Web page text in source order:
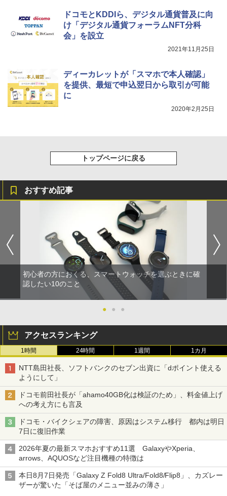
ドコモとKDDIら、デジタル通貨普及に向
け「デジタル通貨フォーラムNFT分科
会」を設立
2021年11月25日
ディーカレットが「スマホで本人確認」
を提供、最短で申込翌日から取引が可能
に
2020年2月25日
トップページに戻る
おすすめ記事
初心者の方におくる、スマートウォッチを選ぶときに確
認したい10のこと
● ● ●
アクセスランキング
1時間 24時間 1週間 1カ月
NTT島田社長、ソフトバンクのセブン出資に「dポイント使える
ようにして」
ドコモ前田社長が「ahamo40GB化は検証のため」、料金値上げ
への考え方にも言及
ドコモ・バイクシェアの障害、原因はシステム移行 都内は明日
7日に復旧作業
2026年夏の最新スマホおすすめ11選 GalaxyやXperia、
arrows、AQUOSなど注目機種の特徴は
本日8月7日発売「Galaxy Z Fold8 Ultra/Fold8/Flip8」、カズレー
ザーが驚いた「そば屋のメニュー並みの薄さ」